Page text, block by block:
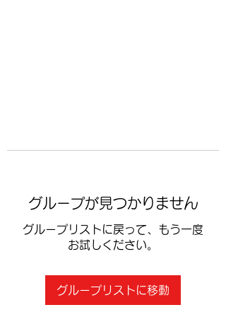
グループが見つかりません
グループリストに戻って、もう一度
お試しください。
グループリストに移動